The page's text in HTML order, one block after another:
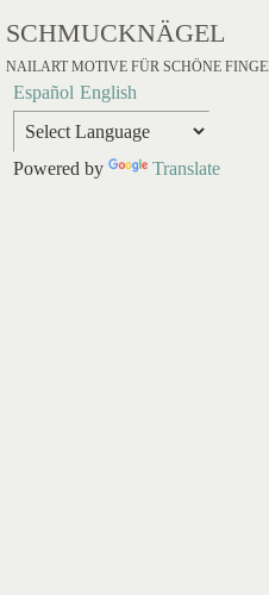
SCHMUCKNÄGEL
NAILART MOTIVE FÜR SCHÖNE
Español English
Powered by Translate